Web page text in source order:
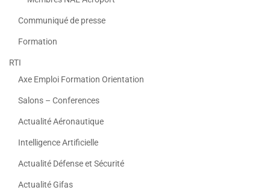
Communiqué de presse
Formation
RTI
Axe Emploi Formation Orientation
Salons – Conferences
Actualité Aéronautique
Intelligence Artificielle
Actualité Défense et Sécurité
Actualité Gifas